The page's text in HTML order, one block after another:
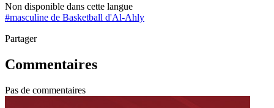
Non disponible dans cette langue
#masculine de Basketball d'Al-Ahly
Partager
Commentaires
Pas de commentaires